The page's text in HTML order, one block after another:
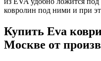
ковролин под ними и при
Купить Eva
Москве от